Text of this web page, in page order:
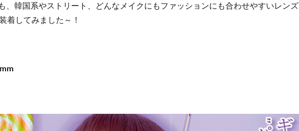
、韓国系やストリート、どんなメイクにもファッションにも合わせやすいレンズ
着してみました～！